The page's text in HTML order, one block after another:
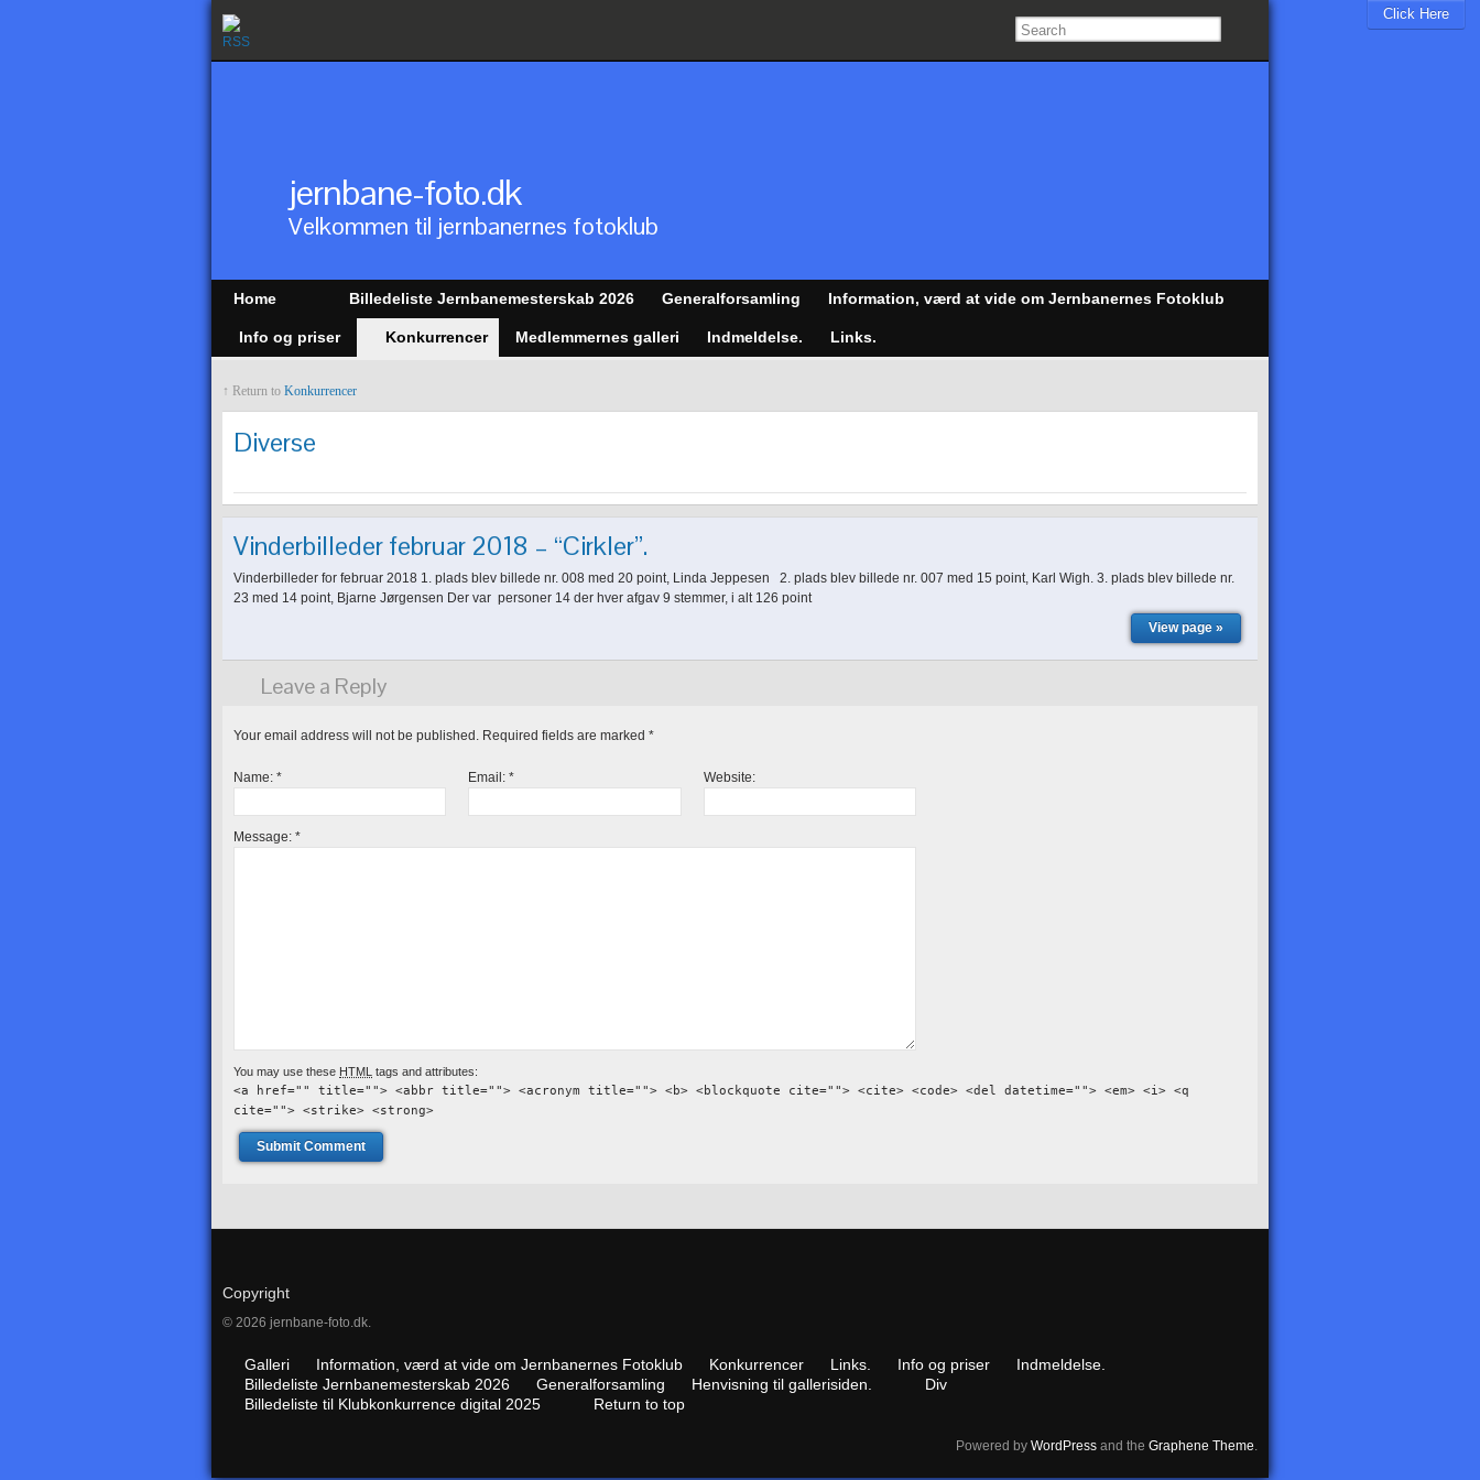
jernbane-foto.dk
Velkommen til jernbanernes fotoklub
Home Billedeliste Jernbanemesterskab 2026 Generalforsamling Information, værd at vide om Jernbanernes Fotoklub
Info og priser Konkurrencer Medlemmernes galleri Indmeldelse. Links.
↑ Return to Konkurrencer
Diverse
Vinderbilleder februar 2018 – “Cirkler”.
Vinderbilleder for februar 2018 1. plads blev billede nr. 008 med 20 point, Linda Jeppesen 2. plads blev billede nr. 007 med 15 point, Karl Wigh. 3. plads blev billede nr.
23 med 14 point, Bjarne Jørgensen Der var personer 14 der hver afgav 9 stemmer, i alt 126 point
View page »
Leave a Reply
Your email address will not be published. Required fields are marked *
Name: * Email:* Website:
Message: *
You may use these HTML tags and attributes:
<a href="" title=""> <abbr title=""> <acronym title=""> <b> <blockquote cite=""> <cite> <code> <del datetime=""> <em> <i> <q
cite=""> <strike> <strong>
Copyright
© 2026 jernbane-foto.dk.
Galleri Information, værd at vide om Jernbanernes Fotoklub Konkurrencer Links. Info og priser
Indmeldelse.
Billedeliste Jernbanemesterskab 2026
Generalforsamling Henvisning til gallerisiden.
Div
Billedeliste til Klubkonkurrence digital 2025
Return to top
Powered by WordPress and the Graphene Theme.
Click Here